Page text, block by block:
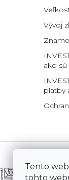
Tento
tohto
Vývoj
ako
platby